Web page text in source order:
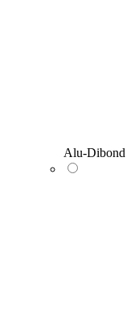
Alu-Dibond